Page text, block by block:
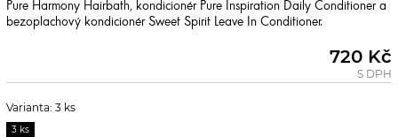
Pure Harmony Hairbath, kondicionér Pure Inspiration Daily Conditioner a
bezoplachový kondicionér Sweet Spirit Leave In Conditioner.
720 Kč
S DPH
Varianta: 3 ks
3 ks